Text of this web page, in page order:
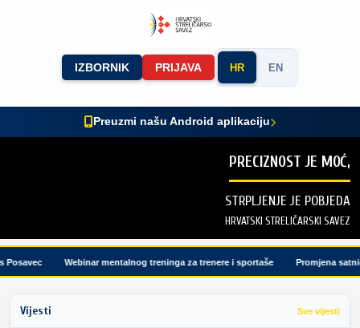
IZBORNIK PRIJAVA HR EN
Preuzmi našu Android aplikaciju
PRECIZNOST JE MOĆ,
STRPLJENJE JE POBJEDA
HRVATSKI STRELIČARSKI SAVEZ
Webinar mentalnog treninga za trenere i sportaše Promjena
Vijesti Sve vijesti